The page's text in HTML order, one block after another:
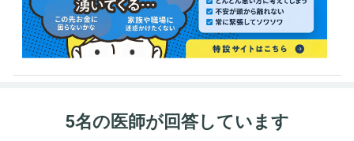
5名の医師が回答しています